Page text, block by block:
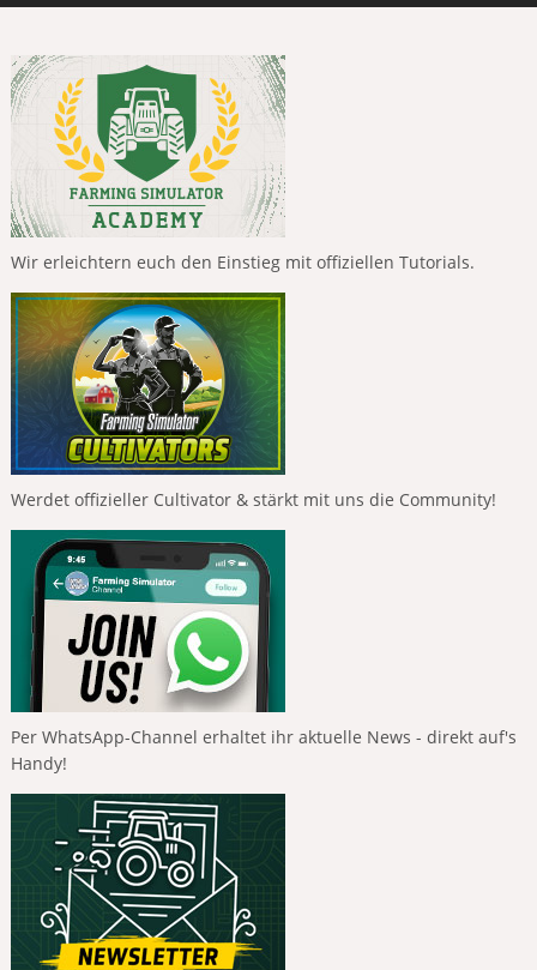
Wir erleichtern euch den Einstieg mit offiziellen Tutorials.
Werdet offizieller Cultivator & stärkt mit uns die Community!
Per WhatsApp-Channel erhaltet ihr aktuelle News - direkt auf's
Handy!